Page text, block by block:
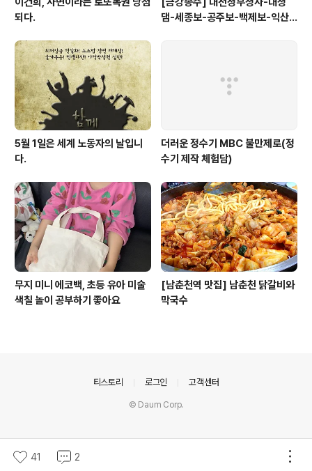
되다.
댐-세종보-공주보-백제보-익산
5월 1일은 세계 노동자의 날입니
다.
더러운 정수기 MBC 불만제로(정
수기 제작 체험담)
무지 미니 에코백, 초등 유아 미술
색칠 놀이 공부하기 좋아요
[남춘천역 맛집] 남춘천 닭갈비와
막국수
41 2
티스토리 로그인 고객센터
© Daum Corp.